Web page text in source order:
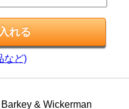
など)
& Wickerman